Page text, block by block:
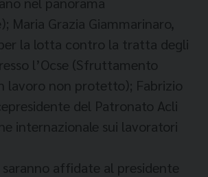
Maria Grazia Giammarinaro,
la lotta contro la tratta degli
l’Ocse (Sfruttamento
lavoro non protetto); Fabrizio
del Patronato Acli
internazionale sui lavoratori
affidate al presidente